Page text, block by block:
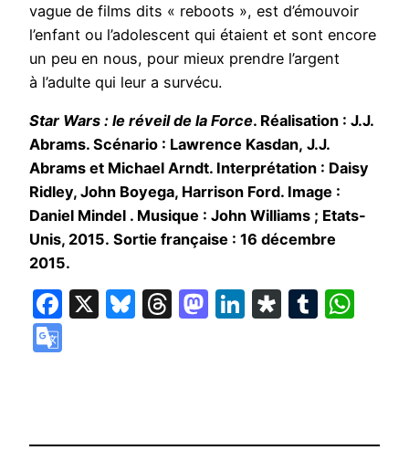
vague de films dits « reboots », est d’émouvoir
l’enfant ou l’adolescent qui étaient et sont encore
un peu en nous, pour mieux prendre l’argent
à l’adulte qui leur a survécu.
Star Wars : le réveil de la Force. Réalisation : J.J.
Abrams. Scénario : Lawrence Kasdan, J.J.
Abrams et Michael Arndt. Interprétation : Daisy
Ridley, John Boyega, Harrison Ford. Image :
Daniel Mindel . Musique : John Williams ; Etats-
Unis, 2015. Sortie française : 16 décembre
2015.
Facebook
X Bluesky
Threads
Mastodon
LinkedIn
Diaspora